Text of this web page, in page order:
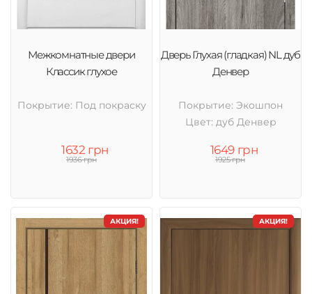
Межкомнатные двери
Классик глухое
Покрытие: Под покраску
1632 грн
1936 грн
Дверь Глухая (гладкая) NL дуб
Денвер
Покрытие: Экошпон
Цвет: дуб Денвер
1649 грн
1925 грн
АКЦИЯ! АКЦИЯ!